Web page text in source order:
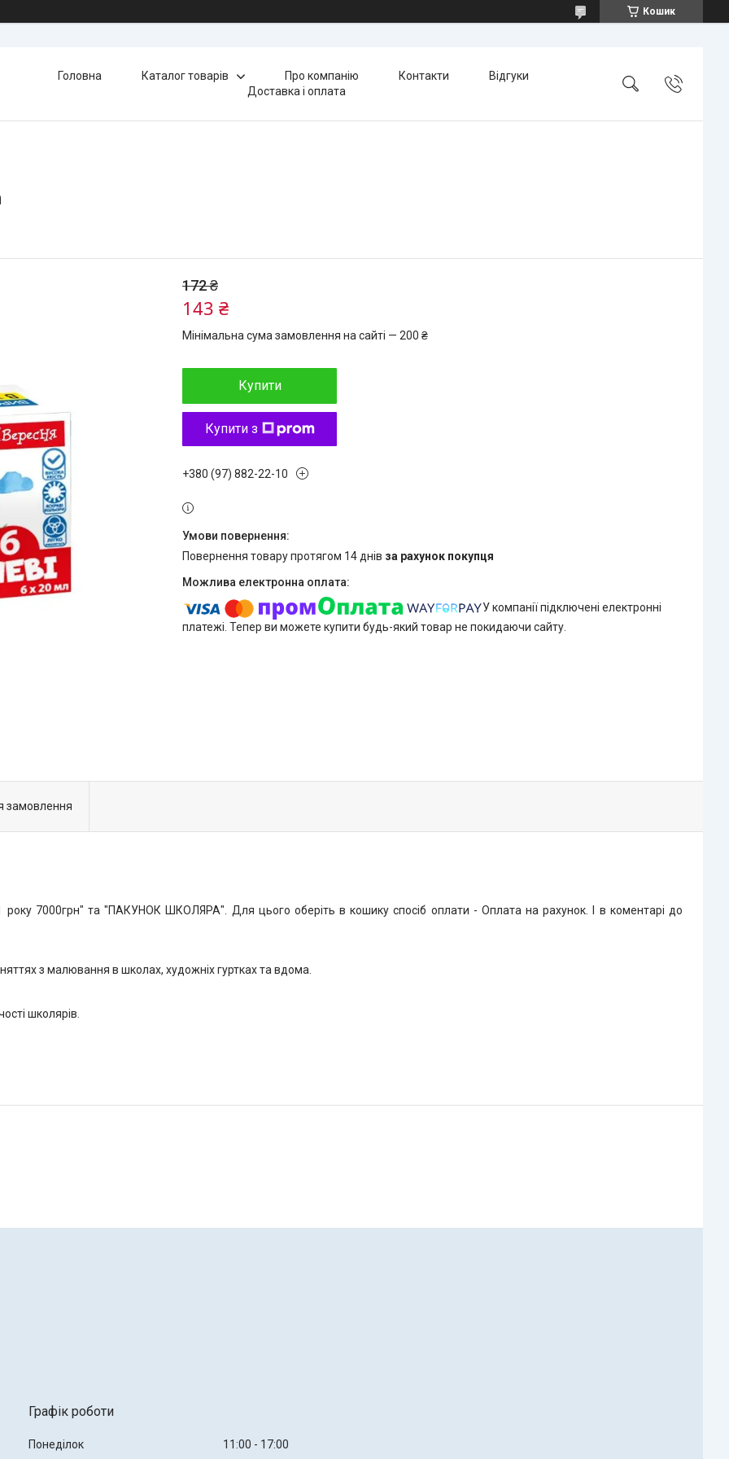
Кошик
Головна Каталог товарів Про компанію Контакти
Відгуки
Доставка і оплата
172 ₴
143 ₴
Мінімальна сума замовлення на сайті — 200 ₴
Купити
Купити з
+380 (97) 882-22-10
повернення товару протягом 14 днів за рахунок покупця
У компанії підключені електронні
платежі. Тепер ви можете купити будь-який товар не покидаючи сайту.
замовлення
7000грн" та "ПАКУНОК ШКОЛЯРА". Для цього оберіть в кошику спосіб оплати - Оплата на рахунок. І в коментарі до
з малювання в школах, художніх гуртках та вдома.
школярів.
Графік роботи
Понеділок 11:00 17:00